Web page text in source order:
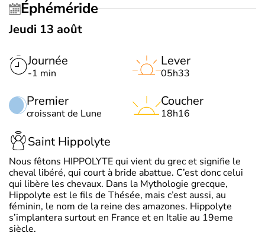
Éphéméride
Jeudi 13 août
Journée
-1 min
Premier
croissant de Lune
Lever
05h33
Coucher
18h16
Saint Hippolyte
Nous fêtons HIPPOLYTE qui vient du grec et signifie le
cheval libéré, qui court à bride abattue. C’est donc celui
qui libère les chevaux. Dans la Mythologie grecque,
Hippolyte est le fils de Thésée, mais c’est aussi, au
féminin, le nom de la reine des amazones. Hippolyte
s’implantera surtout en France et en Italie au 19eme
siècle.